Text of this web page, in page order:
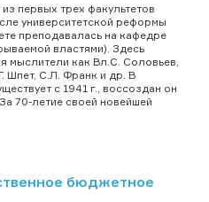
первых трех факультетов
университетской реформы
преподавалась на кафедре
властями). Здесь
мыслители как Вл.С. Соловьев,
Шпет, С.Л. Франк и др. В
с 1941 г., воссоздан он
70-летие своей новейшей
бюджетное